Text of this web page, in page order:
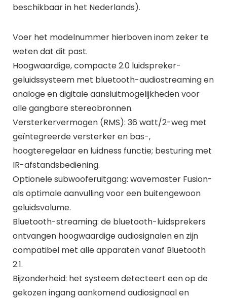
beschikbaar in het Nederlands).
Voer het modelnummer hierboven inom zeker te
weten dat dit past.
Hoogwaardige, compacte 2.0 luidspreker-
geluidssysteem met bluetooth-audiostreaming en
analoge en digitale aansluitmogelijkheden voor
alle gangbare stereobronnen.
Versterkervermogen (RMS): 36 watt/2-weg met
geïntegreerde versterker en bas-,
hoogteregelaar en luidness functie; besturing met
IR-afstandsbediening.
Optionele subwooferuitgang: wavemaster Fusion-
als optimale aanvulling voor een buitengewoon
geluidsvolume.
Bluetooth-streaming: de bluetooth-luidsprekers
ontvangen hoogwaardige audiosignalen en zijn
compatibel met alle apparaten vanaf Bluetooth
2.1.
Bijzonderheid: het systeem detecteert een op de
gekozen ingang aankomend audiosignaal en